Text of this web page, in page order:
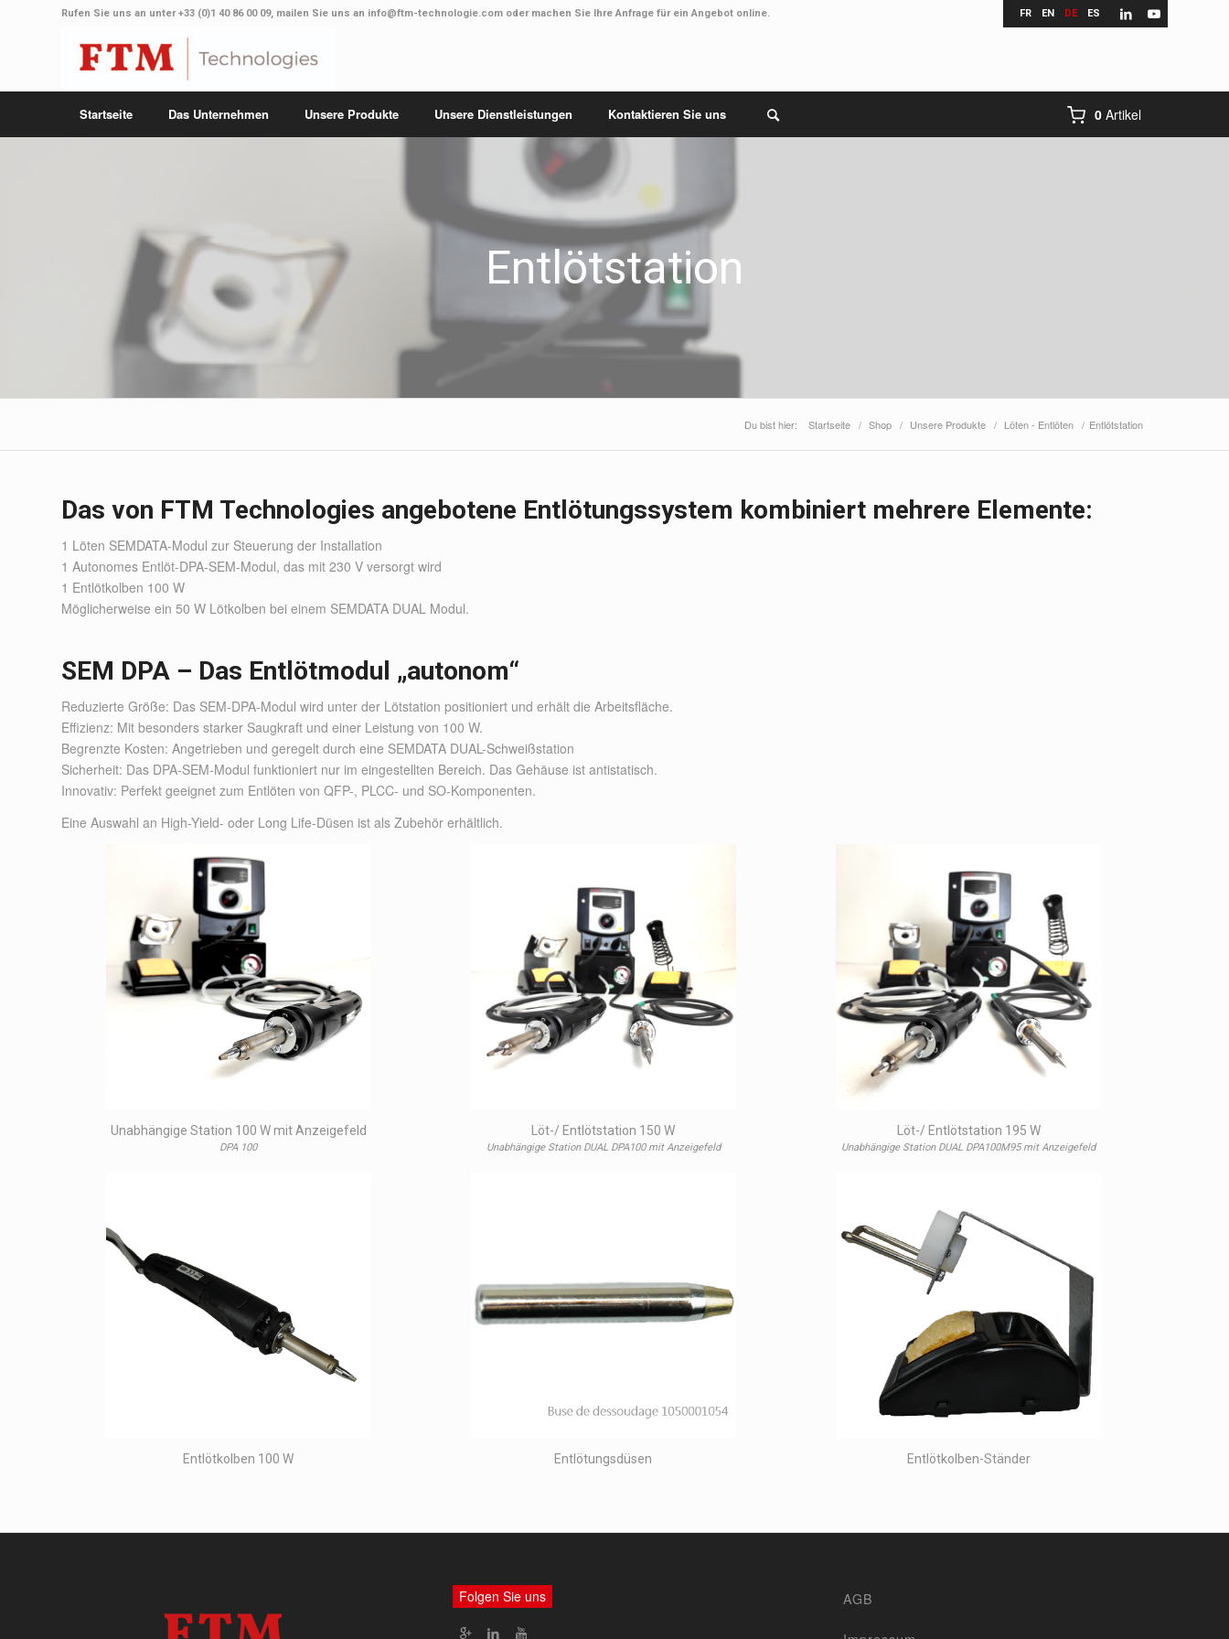
FR EN DE ES
Rufen Sie uns an unter+33 (0)1 40 86 00 09, mailen Sie uns an info@ftm-technologie.com oder machen Sie Ihre Anfrage für ein Angebot online.
Startseite Das Unternehmen Unsere Produkte Unsere Dienstleistungen Kontaktieren Sie uns 0 Artikel
Entlötstation
Du bist hier: Startseite / Shop / Unsere Produkte / Löten - Entlöten / Entlötstation
Das von FTM Technologies angebotene Entlötungssystem kombiniert mehrere Elemente:
1 Löten SEMDATA-Modul zur Steuerung der Installation
1 Autonomes Entlöt-DPA-SEM-Modul, das mit 230 V versorgt wird
1 Entlötkolben 100 W
Möglicherweise ein 50 W Lötkolben bei einem SEMDATA DUAL Modul.
SEM DPA – Das Entlötmodul „autonom“
Reduzierte Größe: Das SEM-DPA-Modul wird unter der Lötstation positioniert und erhält die Arbeitsfläche.
Effizienz: Mit besonders starker Saugkraft und einer Leistung von 100 W.
Begrenzte Kosten: Angetrieben und geregelt durch eine SEMDATA DUAL-Schweißstation
Sicherheit: Das DPA-SEM-Modul funktioniert nur im eingestellten Bereich. Das Gehäuse ist antistatisch.
Innovativ: Perfekt geeignet zum Entlöten von QFP-, PLCC- und SO-Komponenten.
Eine Auswahl an High-Yield- oder Long Life-Düsen ist als Zubehör erhältlich.
Unabhängige Station 100 W mit Anzeigefeld
DPA 100
Löt-/ Entlötstation 150 W
Unabhängige Station DUAL DPA100 mit Anzeigefeld
Löt-/ Entlötstation 195 W
Unabhängige Station DUAL DPA100M95 mit Anzeigefeld
Entlötkolben 100 W Entlötungsdüsen Entlötkolben-Ständer
Folgen Sie uns AGB